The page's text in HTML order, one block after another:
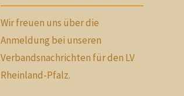
Wir freuen uns über die
Anmeldung bei unseren
Verbandsnachrichten für den LV
Rheinland-Pfalz.